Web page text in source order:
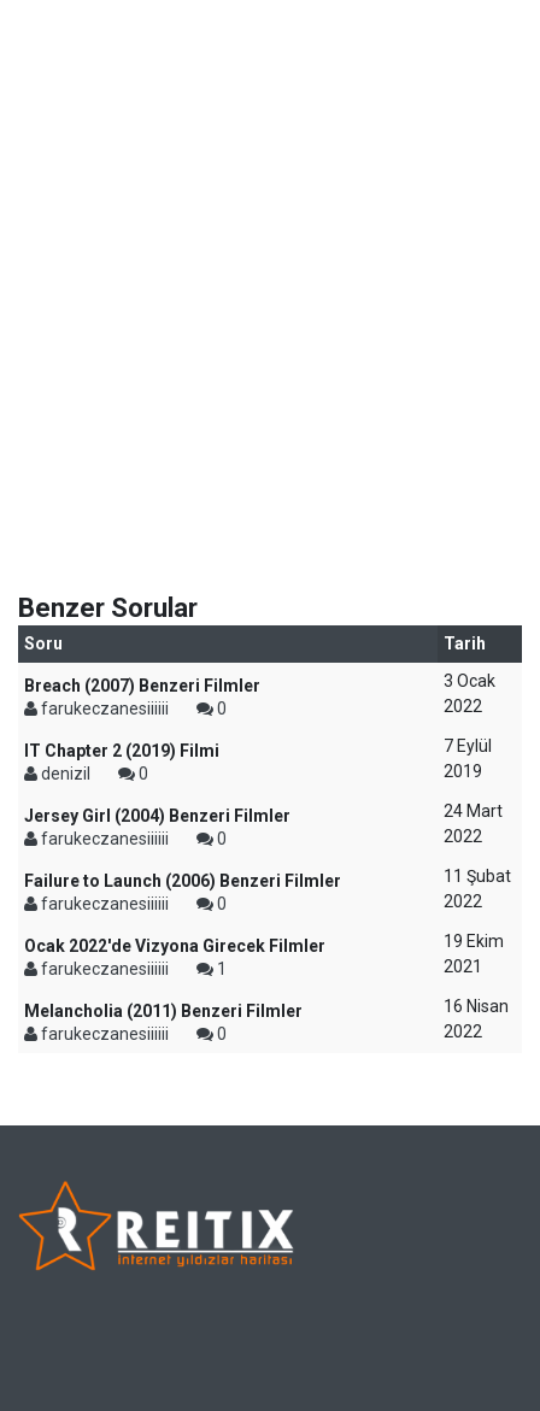
Benzer Sorular
Soru Tarih
Breach (2007) Benzeri Filmler
farukeczanesiiiiii
0
3 Ocak
2022
IT Chapter 2 (2019) Filmi
denizil
0
7 Eylül
2019
Jersey Girl (2004) Benzeri Filmler
farukeczanesiiiiii
0
24 Mart
2022
Failure to Launch (2006) Benzeri Filmler
farukeczanesiiiiii
0
11 Şubat
2022
Ocak 2022'de Vizyona Girecek Filmler
farukeczanesiiiiii
1
19 Ekim
2021
Melancholia (2011) Benzeri Filmler
farukeczanesiiiiii
0
16 Nisan
2022